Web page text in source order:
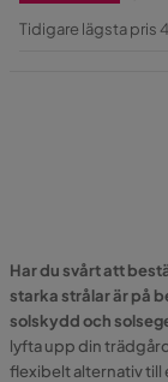
Rabatterat
Original
Tidigare lägsta pris
Har du svårt att
starka strålar är på
solskydd och
lyfta upp din
flexibelt alternativ till